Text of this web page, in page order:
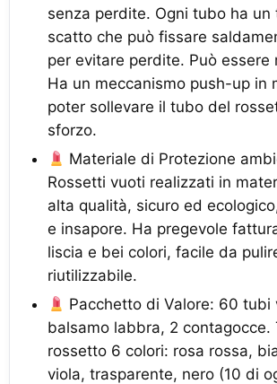
senza perdite. Ogni tubo ha un
scatto che può fissare
per evitare perdite. Può essere
Ha un meccanismo push-up in
poter sollevare il tubo del
sforzo.
Materiale di Protezione
Rossetti vuoti realizzati in
alta qualità, sicuro ed
e insapore. Ha pregevole
liscia e bei colori, facile da
riutilizzabile.
Pacchetto di Valore: 60 tubi
balsamo labbra, 2 contagocce.
rossetto 6 colori: rosa rossa,
viola, trasparente, nero (10 di